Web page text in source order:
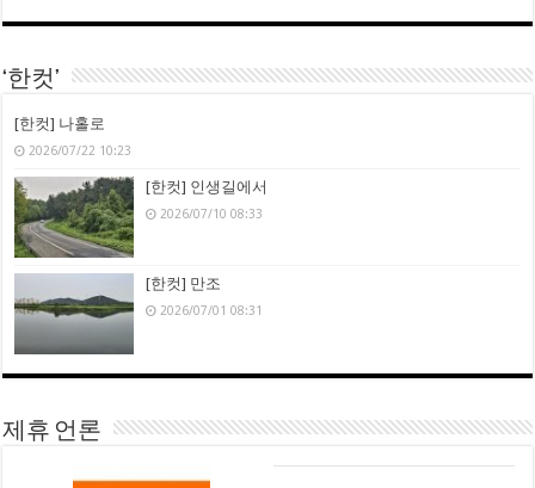
‘한컷’
[한컷] 나홀로
2026/07/22 10:23
[한컷] 인생길에서
2026/07/10 08:33
[한컷] 만조
2026/07/01 08:31
제휴 언론